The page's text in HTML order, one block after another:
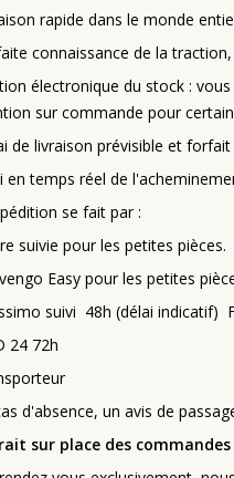
rapide dans le monde
connaissance de la
électronique du stock :
sur commande pour
de livraison prévisible et
en temps réel de
se fait par :
suivie pour les petites pièces.
Easy pour les petites
suivi 48h (délai indicatif)
24 72h
d'absence, un avis de
sur place des commandes